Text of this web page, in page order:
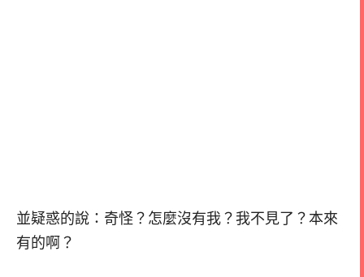
並疑惑的說：奇怪？怎麼沒有我？我不見了？本來
有的啊？